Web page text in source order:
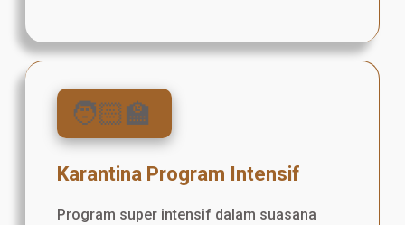
🧑🏻‍🏫
Karantina Program Intensif
Program super intensif dalam suasana